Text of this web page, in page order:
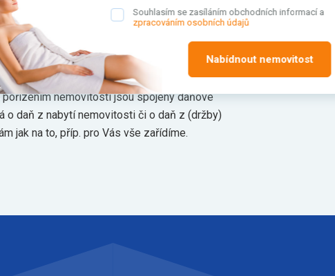
předávací protokoly mezi oběma stranami
stavy všech medií, vyplníme formuláře na
společenství vlastníků či družstvo
nemovitosti jsou spojeny daňové
o daň z nabytí nemovitosti či o daň z (držby)
jak na to, příp. pro Vás vše zařídíme.
Souhlasím se zasíláním obchodních informací a
zpracováním osobních údajů
Nabídnout nemovitost